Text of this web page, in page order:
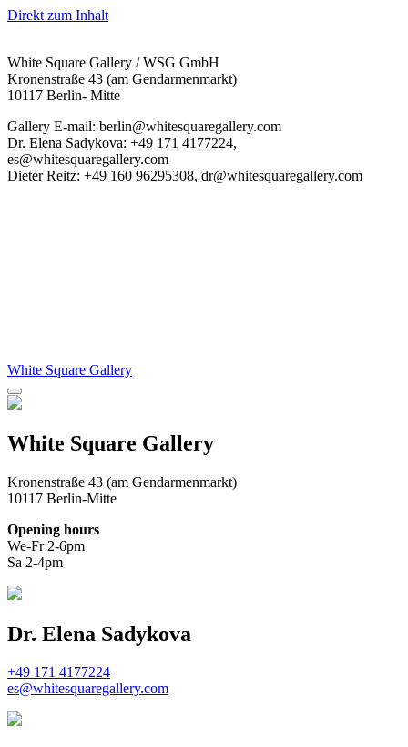
Direkt zum Inhalt
White Square Gallery / WSG GmbH
Kronenstraße 43 (am Gendarmenmarkt)
10117 Berlin- Mitte
Gallery E-mail: berlin@whitesquaregallery.com
Dr. Elena Sadykova: +49 171 4177224,
es@whitesquaregallery.com
Dieter Reitz: +49 160 96295308, dr@whitesquaregallery.com
White Square Gallery
White Square Gallery
Kronenstraße 43 (am Gendarmenmarkt)
10117 Berlin-Mitte
Opening hours
We-Fr 2-6pm
Sa 2-4pm
Dr. Elena Sadykova
+49 171 4177224
es@whitesquaregallery.com